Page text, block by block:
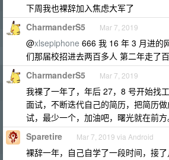
下周我也裸辞加入焦虑大军了
CharmanderS5 Mar 7, 2019
@xlsepiphone 666 我 16 年 3 月进的
们那届校招进去两百多人 第二年走了
CharmanderS5 Mar 7, 2019
我裸了一年了，年后 27，8 号开始找
面试，不断迭代自己的简历，把简历
试，最少一个，加油吧，曙光就在前方
Sparetire Mar 7, 2019 via Android
裸辞一年，自己自学了一段时间，接